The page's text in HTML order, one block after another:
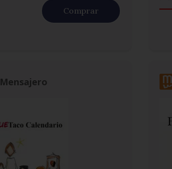
Comprar
Mensajero